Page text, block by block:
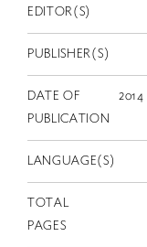
EDITOR(S)
PUBLISHER(S)
DATE OF
PUBLICATION
2014
LANGUAGE(S)
TOTAL
PAGES